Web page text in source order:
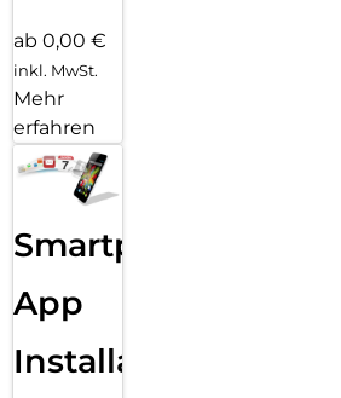
ab 0,00 €
inkl. MwSt.
Mehr
erfahren
Smartphone
App
Installation